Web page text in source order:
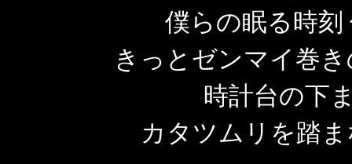
僕らの眠る時
きっとゼンマイ巻
時計台の下
カタツムリを踏